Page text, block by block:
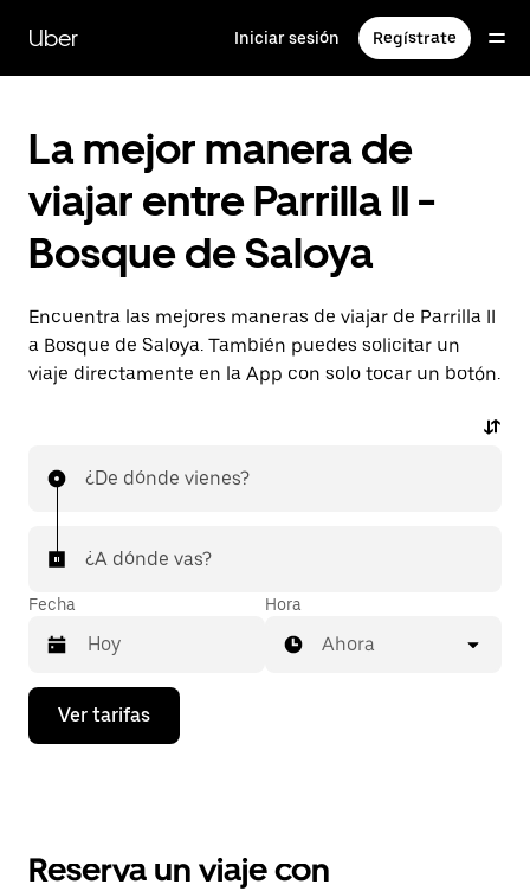
contenido
principal
Uber Iniciar sesión Regístrate
La mejor manera de
viajar entre Parrilla II -
Bosque de Saloya
Encuentra las mejores maneras de viajar de Parrilla II
a Bosque de Saloya. También puedes solicitar un
viaje directamente en la App con solo tocar un botón.
¿De dónde vienes?
¿A dónde vas?
Fecha
Presiona
flecha
el
Hora
Ahora
Ver tarifas
Reserva un viaje con